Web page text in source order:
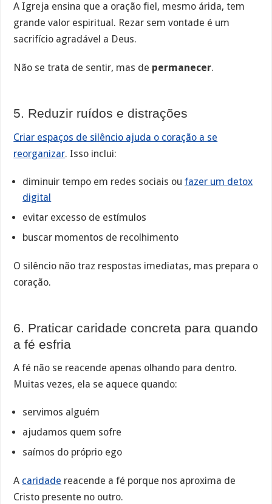
A Igreja ensina que a oração fiel, mesmo árida, tem
grande valor espiritual. Rezar sem vontade é um
sacrifício agradável a Deus.
Não se trata de sentir, mas de permanecer.
5. Reduzir ruídos e distrações
Criar espaços de silêncio ajuda o coração a se
reorganizar. Isso inclui:
diminuir tempo em redes sociais oufazer um detox
digital
evitar excesso de estímulos
buscar momentos de recolhimento
O silêncio não traz respostas imediatas, mas prepara o
coração.
6. Praticar caridade concreta para quando
a fé esfria
A fé não se reacende apenas olhando para dentro.
Muitas vezes, ela se aquece quando:
servimos alguém
ajudamos quem sofre
saímos do próprio ego
A caridade reacende a fé porque nos aproxima de
Cristo presente no outro.